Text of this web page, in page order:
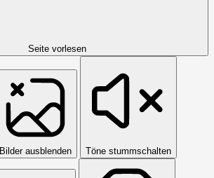
Seite vorlesen
Bilder ausblenden Töne stummschalten